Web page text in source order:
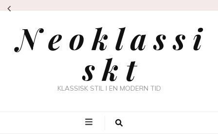
N e o k l a s s i
s k t
KLASSISK STIL I EN MODERN TID